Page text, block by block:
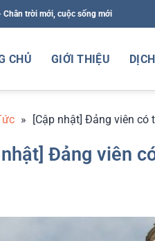
Chân trời mới, cuộc sống mới
CHỦ GIỚI THIỆU
» [Cập nhật] Đảng viên
nhật] Đảng viên